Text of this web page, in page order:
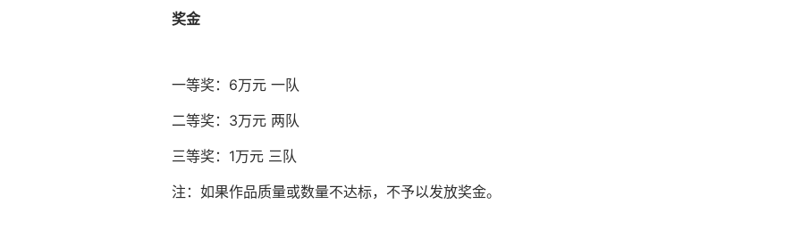
奖金
一等奖：6万元 一队
二等奖：3万元 两队
三等奖：1万元 三队
注：如果作品质量或数量不达标，不予以发放奖金。